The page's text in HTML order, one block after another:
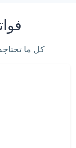
كل ما